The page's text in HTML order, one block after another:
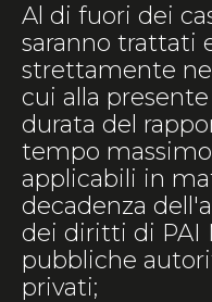
Al di fuori dei
saranno trattati
strettamente
cui alla
durata del
tempo
applicabili in
decadenza
dei diritti di PAI
pubbliche
privati;